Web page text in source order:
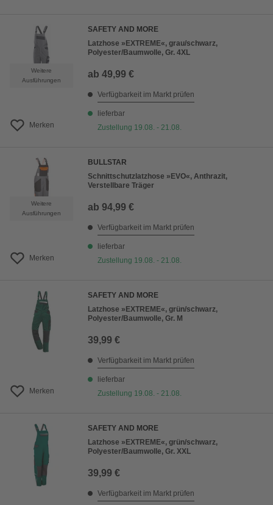
Weitere
Ausführungen
Merken
SAFETY AND MORE
Latzhose »EXTREME«, grau/schwarz,
Polyester/Baumwolle, Gr. 4XL
ab 49,99 €
Verfügbarkeit im Markt prüfen
lieferbar
Zustellung 19.08. - 21.08.
Weitere
Ausführungen
Merken
BULLSTAR
Schnittschutzlatzhose »EVO«, Anthrazit,
Verstellbare Träger
ab 94,99 €
Verfügbarkeit im Markt prüfen
lieferbar
Zustellung 19.08. - 21.08.
Merken
SAFETY AND MORE
Latzhose »EXTREME«, grün/schwarz,
Polyester/Baumwolle, Gr. M
39,99 €
Verfügbarkeit im Markt prüfen
lieferbar
Zustellung 19.08. - 21.08.
SAFETY AND MORE
Latzhose »EXTREME«, grün/schwarz,
Polyester/Baumwolle, Gr. XXL
39,99 €
Verfügbarkeit im Markt prüfen